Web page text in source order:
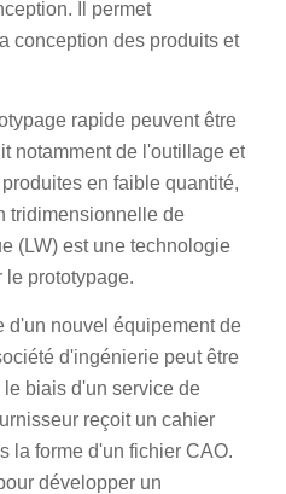
Il permet
conception des produits et
rapide peuvent être
notamment de l'outillage et
en faible quantité,
tridimensionnelle de
(LW) est une technologie
le prototypage.
d'un nouvel équipement de
d'ingénierie peut être
biais d'un service de
reçoit un cahier
la forme d'un fichier CAO.
développer un